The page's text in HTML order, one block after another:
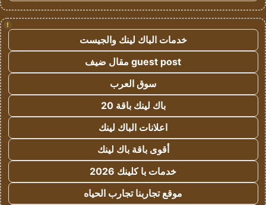
!
خدمات الباك لينك والجيست
guest post مقال ضيف
سوق العرب
باك لينك باقة 20
اعلانات الباك لينك
أقوى باقة باك لينك
خدمات با كلينك 2026
موقع تجاربنا تجارب الحياه